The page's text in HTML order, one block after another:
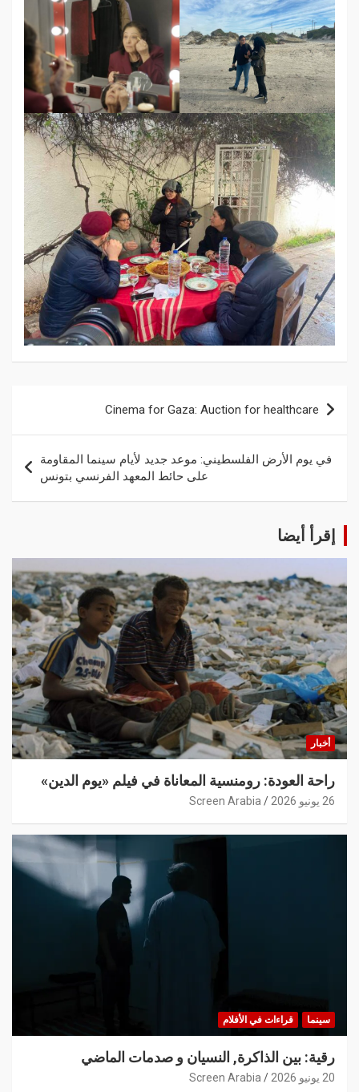
Cinema for Gaza: Auction for healthcare
في يوم الأرض الفلسطيني: موعد جديد لأيام سينما المقاومة
على حائط المعهد الفرنسي بتونس
إقرأ أيضا
أخبار
راحة العودة: رومنسية المعاناة في فيلم «يوم الدين»
26 يونيو 2026 Screen Arabia
سينما قراءات في الأفلام
رقية: بين الذاكرة, النسيان و صدمات الماضي
20 يونيو 2026 Screen Arabia